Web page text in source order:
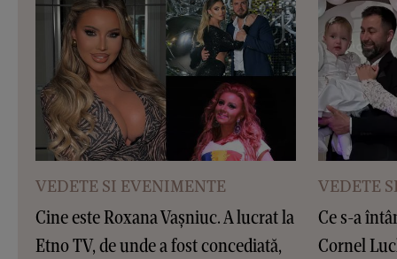
VEDETE SI EVENIMENTE
Cine este Roxana Vașniuc. A lucrat la
Etno TV, de unde a fost concediată,
VEDETE
Ce s-a
Cornel